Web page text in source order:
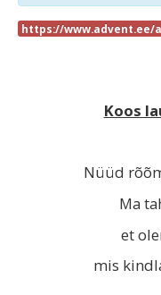
https://
Koos
Nüüd
Ma
et
mis